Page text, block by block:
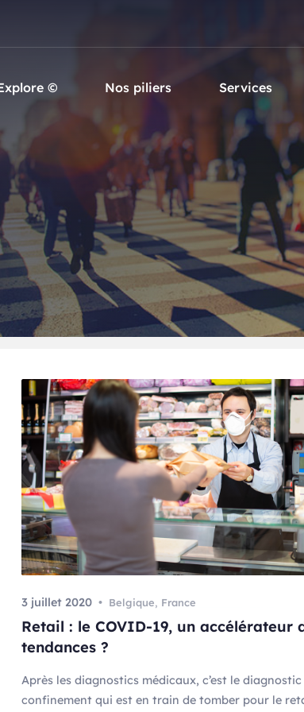
© Nos piliers Services
Retail : le COVID-19, un accélérateur
tendances ?
Après les diagnostics médicaux, c’est le
confinement qui est en train de tomber pour le
3 juillet 2020 Belgique, France